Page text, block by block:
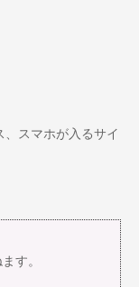
スマホが入るサイ
す。